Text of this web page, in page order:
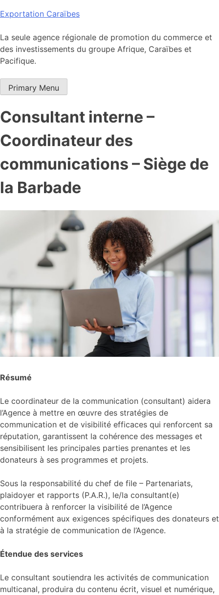
Skip
content
Exportation Caraïbes
La seule agence régionale de promotion du commerce et
des investissements du groupe Afrique, Caraïbes et
Pacifique.
Primary Menu
Consultant interne –
Coordinateur des
communications – Siège de
la Barbade
Résumé
Le coordinateur de la communication (consultant) aidera
l’Agence à mettre en œuvre des stratégies de
communication et de visibilité efficaces qui renforcent sa
réputation, garantissent la cohérence des messages et
sensibilisent les principales parties prenantes et les
donateurs à ses programmes et projets.
Sous la responsabilité du chef de file – Partenariats,
plaidoyer et rapports (P.A.R.), le/la consultant(e)
contribuera à renforcer la visibilité de l’Agence
conformément aux exigences spécifiques des donateurs et
à la stratégie de communication de l’Agence.
Étendue des services
Le consultant soutiendra les activités de communication
multicanal, produira du contenu écrit, visuel et numérique,